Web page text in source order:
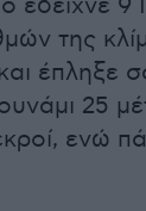
έδειχνε 9
της
έπληξε
25
ενώ